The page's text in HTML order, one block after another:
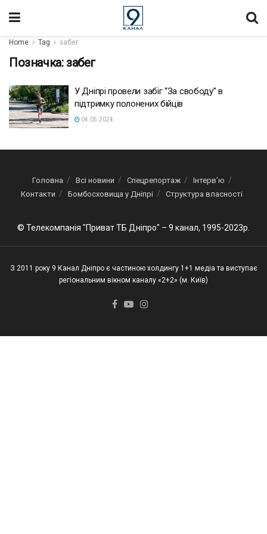
Home Tag забег
Позначка: забег
У Дніпрі провели забіг “За свободу” в
підтримку полонених бійців
04.05.2024
Головна Всі новини Спецрепортаж
Інтерв’ю
Контакти
Бомбосховища у Дніпрі Структура власності
© Телекомпанія "Приват ТБ Дніпро" – 9 канал, 1995-2023р.
З 2011 року 9 Канал Дніпро є частиною холдингу 1+1 медіа та виступає
регіональним вікном каналу «2+2» (м. Київ)